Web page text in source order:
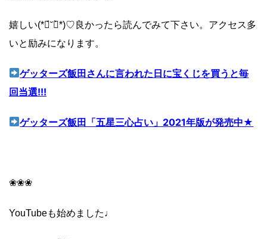
嬉しい(*ฅ́˘ฅ̀*)♡良かったら読んでみて下さい。アクセス多
いと励みになります。
ゲッターズ飯田さんに言われた日に宝くじを買うと毎
回当選!!!
ゲッターズ飯田「五星三心占い」2021年版が発売中★
❀❀❀
YouTubeも始めました♩